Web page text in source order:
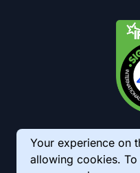
Your experience on
allowing cookies.